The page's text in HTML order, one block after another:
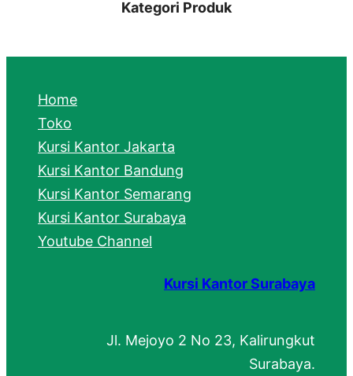
r
h
Kategori Produk
Home
Toko
Kursi Kantor Jakarta
Kursi Kantor Bandung
Kursi Kantor Semarang
Kursi Kantor Surabaya
Youtube Channel
Kursi Kantor Surabaya
Jl. Mejoyo 2 No 23, Kalirungkut
Surabaya.